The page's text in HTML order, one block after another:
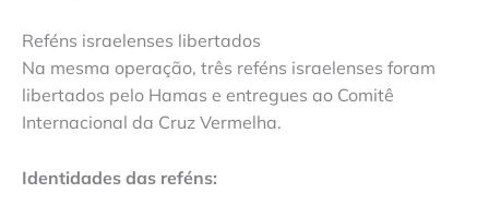
Reféns israelenses libertados
Na mesma operação, três reféns israelenses foram
libertados pelo Hamas e entregues ao Comitê
Internacional da Cruz Vermelha.
Identidades das reféns: